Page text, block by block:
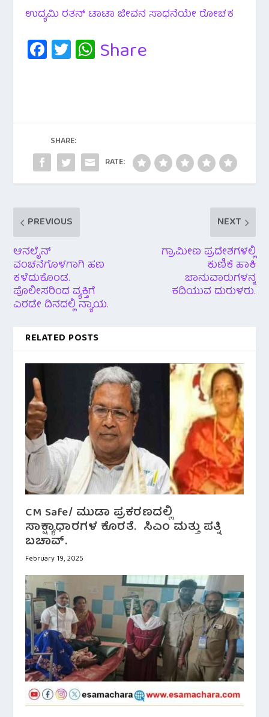
ಉದ್ಯಮಿ ರತನ್ ಟಾಟಾ ಜೀವನ ಸಾಧನೆಯೇ ರೋಚಕ
Fa
c
o
o
k
T
wi
W
A
p
p
Share
SHARE:
RATE:
PREVIOUS
ಆನಲೈನ್
ವಂಚನೆಗೊಳಗಾಗಿ ಹಣ
ಕಳೆದುಕೊಂಡ.
ಪೊಲೀಸರಿಂದ ವ್ಯಕ್ತಿಗೆ
ಎರಡೇ ದಿನದಲ್ಲಿ ನ್ಯಾಯ.
NEXT
ಗ್ರಾಮೀಣ ಪ್ರದೇಶಗಳಲ್ಲಿ
ಕುಣಿಕೆ ಹಾಕಿ
ಜಾನುವಾರುಗಳನ್ನ
ಕದಿಯುವ ದುರುಳರು.
RELATED POSTS
CM Safe/ ಮುಡಾ ಪ್ರಕರಣದಲ್ಲಿ
ಸಾಕ್ಷ್ಯಾಧಾರಗಳ ಕೊರತೆ. ಸಿಎಂ ಮತ್ತು ಪತ್ನಿ
ಬಚಾವ್.
February 19, 2025